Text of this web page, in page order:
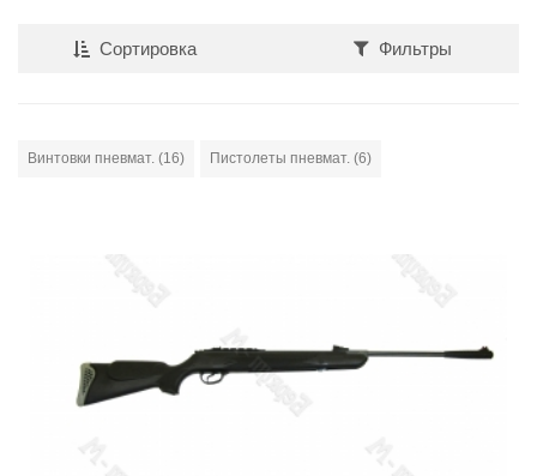
Сортировка Фильтры
Винтовки пневмат. (16) Пистолеты пневмат. (6)